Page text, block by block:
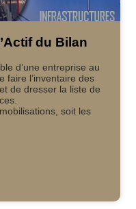
du Bilan
d’une entreprise au
faire l’inventaire des
de dresser la liste de
soit les